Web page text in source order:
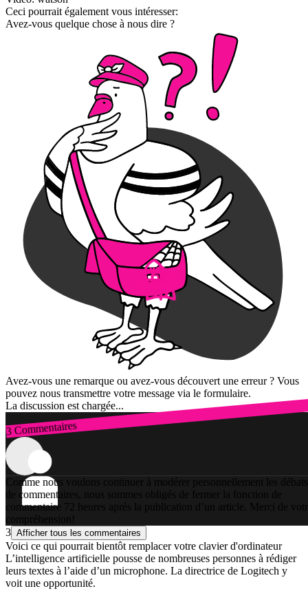
Ceci pourrait également vous intéresser:
Avez-vous quelque chose à nous dire ?
Avez-vous une remarque ou avez-vous découvert une erreur ? Vous
pouvez nous transmettre votre message via le formulaire.
La discussion est chargée...
3 Commentaires
Connexion
Comme nous voulons continuer à modérer personnellement les débats
de commentaires, nous sommes obligés de fermer la fonction de
commentaire 72 heures après la publication d’un article. Merci de
compréhension!
3 Afficher tous les commentaires
Voici ce qui pourrait bientôt remplacer votre clavier d'ordinateur
L’intelligence artificielle pousse de nombreuses personnes à rédiger
leurs textes à l’aide d’un microphone. La directrice de Logitech y
voit une opportunité.